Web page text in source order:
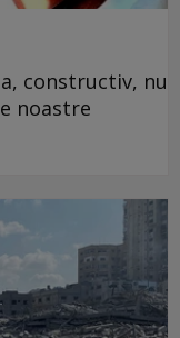
constructiv, nu
noastre